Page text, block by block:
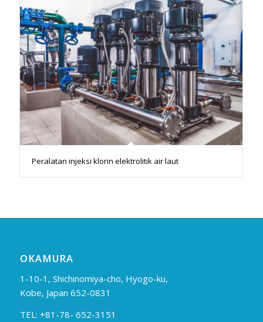
Peralatan injeksi klorin elektrolitik air laut
OKAMURA
1-10-1, Shichinomiya-cho, Hyogo-ku,
Kobe, Japan 652-0831
TEL: +81-78- 652-3151